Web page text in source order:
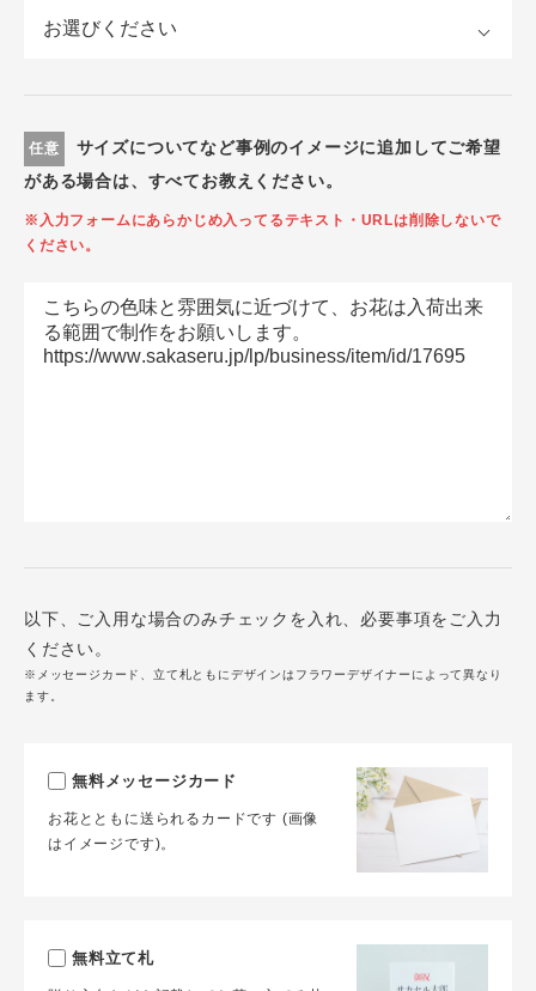
任意
サイズについてなど事例のイメージに追加してご希望
がある場合は、すべてお教えください。
※入力フォームにあらかじめ入ってるテキスト・URLは削除しないで
ください。
以下、ご入用な場合のみチェックを入れ、必要事項をご入力
ください。
※メッセージカード、立て札ともにデザインはフラワーデザイナーによって異なり
ます。
無料メッセージカード
お花とともに送られるカードです (画像
はイメージです)。
無料立て札